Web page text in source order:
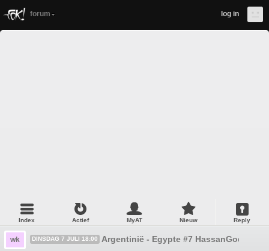
forum log in
Index Actief MyAT Nieuw Reply
wk DINSDAG 7 JULI 18:00 Argentinië - Egypte #7 HassanGod